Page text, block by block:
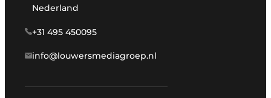
Nederland
+31 495 450095
info@louwersmediagroep.nl